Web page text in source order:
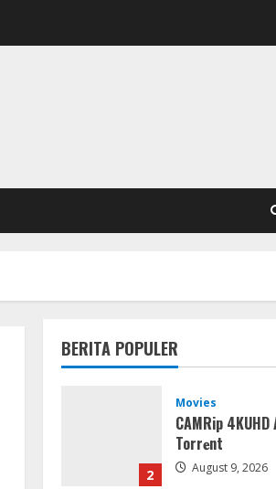
BERITA POPULER
The Sinking
Update
Desktop
Torr𝐞nt
August 9, 2026
Umum
Satreskrim
Ungkap Kasus
terhadap Anak,